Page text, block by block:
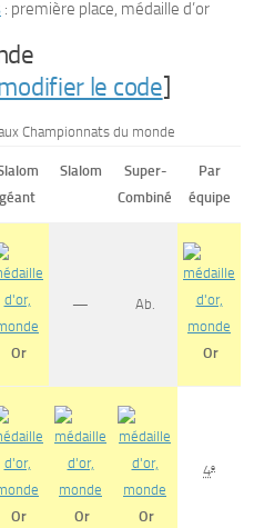
: première place, médaille d’or
le code]
Championnats du monde
géant
Slalom
Super-
Combiné
Par
équipe
Or
— Ab.
Or
Or Or Or
4e